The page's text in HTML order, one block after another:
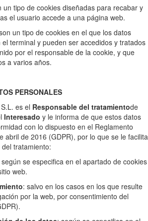
un tipo de cookies diseñadas para recabar y
el usuario accede a una página web.
un tipo de cookies en el que los datos
terminal y pueden ser accedidos y tratados
por el responsable de la cookie, y que
a varios años.
PERSONALES
es el Responsable del tratamientode
Interesado y le informa de que estos datos
con lo dispuesto en el Reglamento
abril de 2016 (GDPR), por lo que se le facilita
tratamiento:
según se especifica en el apartado de cookies
web.
: salvo en los casos en los que resulte
por la web, por consentimiento del